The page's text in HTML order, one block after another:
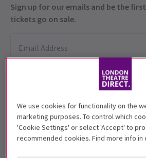
Sign up for our emails and be the
tickets go on sale.
Theatre Royal Stratford East
We use cookies for functionality on the
marketing purposes. To control which
'Cookie Settings' or select 'Accept' to
recommended cookies. Find more info in